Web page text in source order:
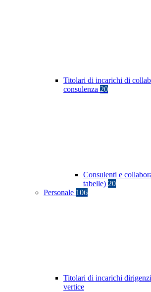
Titolari di incarichi di
consulenza 20
Consulenti e
tabelle) 20
Personale 106
Titolari di incarichi
vertice